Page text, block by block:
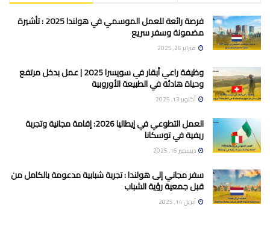
فرصة رائعة للعمل الموسمي في هولندا 2025 : تأشيرة
مضمونة وسفر سريع
فبراير 26, 2025
وظيفة راعي أبقار في سويسرا 2025 | عمل بدخل مرتفع
وحياة هادئة في الطبيعة الأوروبية
أكتوبر 13, 2025
العمل التطوعي في إيطاليا 2026: إقامة مجانية وتجربة
ريفية في توسكانا
ديسمبر 16, 2025
سفر مجاني إلى هولندا : تجربة شبابية مدعومة بالكامل من
قبل جمعية رؤية الشباب
أبريل 14, 2025